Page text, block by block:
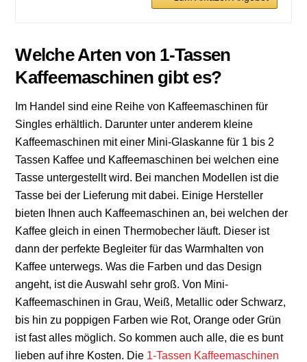
Welche Arten von 1-Tassen
Kaffeemaschinen gibt es?
Im Handel sind eine Reihe von Kaffeemaschinen für
Singles erhältlich. Darunter unter anderem kleine
Kaffeemaschinen mit einer Mini-Glaskanne für 1 bis 2
Tassen Kaffee und Kaffeemaschinen bei welchen eine
Tasse untergestellt wird. Bei manchen Modellen ist die
Tasse bei der Lieferung mit dabei. Einige Hersteller
bieten Ihnen auch Kaffeemaschinen an, bei welchen der
Kaffee gleich in einen Thermobecher läuft. Dieser ist
dann der perfekte Begleiter für das Warmhalten von
Kaffee unterwegs. Was die Farben und das Design
angeht, ist die Auswahl sehr groß. Von Mini-
Kaffeemaschinen in Grau, Weiß, Metallic oder Schwarz,
bis hin zu poppigen Farben wie Rot, Orange oder Grün
ist fast alles möglich. So kommen auch alle, die es bunt
lieben auf ihre Kosten. Die 1-Tassen Kaffeemaschinen